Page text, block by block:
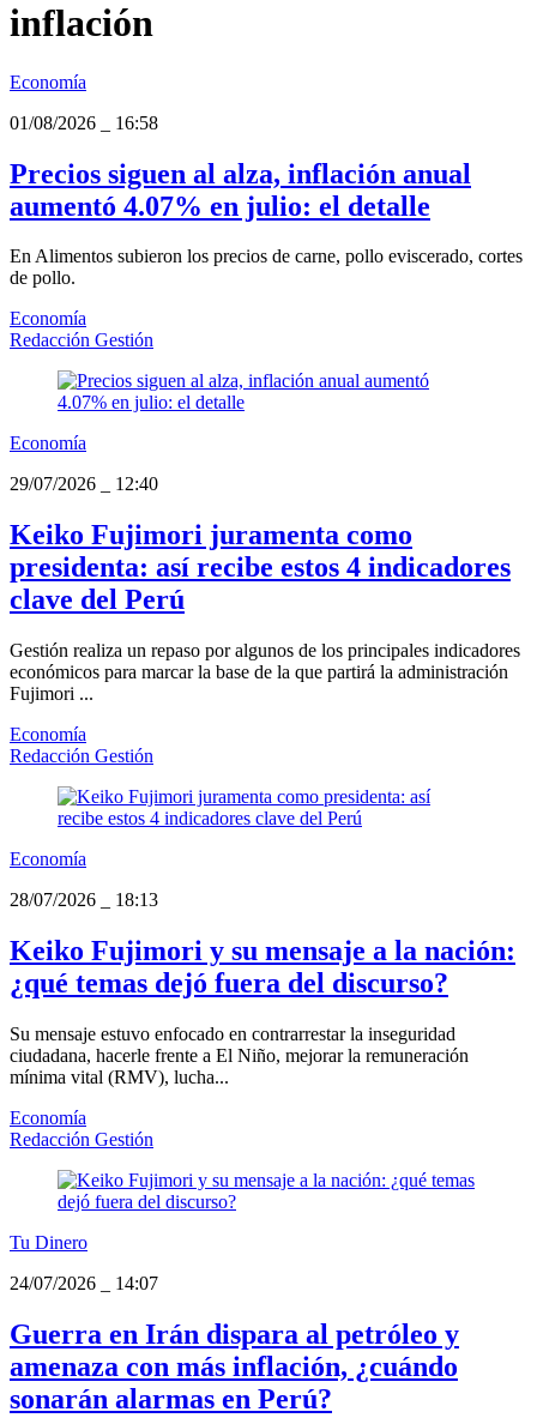
inflación
Economía
01/08/2026
16:58
Precios siguen al alza, inflación anual
aumentó 4.07% en julio: el detalle
En Alimentos subieron los precios de carne, pollo eviscerado, cortes
de pollo.
Economía
Redacción Gestión
Economía
29/07/2026
12:40
Keiko Fujimori juramenta como
presidenta: así recibe estos 4 indicadores
clave del Perú
Gestión realiza un repaso por algunos de los principales indicadores
económicos para marcar la base de la que partirá la administración
Fujimori ...
Economía
Redacción Gestión
Economía
28/07/2026
18:13
Keiko Fujimori y su mensaje a la nación:
¿qué temas dejó fuera del discurso?
Su mensaje estuvo enfocado en contrarrestar la inseguridad
ciudadana, hacerle frente a El Niño, mejorar la remuneración
mínima vital (RMV), lucha...
Economía
Redacción Gestión
Tu Dinero
24/07/2026
14:07
Guerra en Irán dispara al petróleo y
amenaza con más inflación, ¿cuándo
sonarán alarmas en Perú?